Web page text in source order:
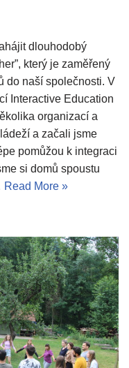
dlouhodobý
který je zaměřený
do naší společnosti. V
Interactive Education
organizací a
a začali jsme
pomůžou k integraci
si domů spoustu
Read More »